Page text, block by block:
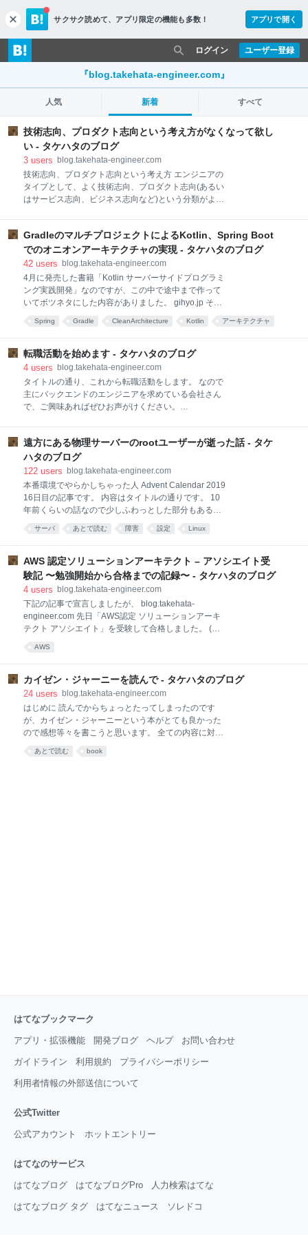
c
l
o
s
サクサク読めて、 アプリ限定の機能も多数！ アプリで開く
ユーザー登録
ログイン
『blog.takehata-engineer.com』
人気 新着 すべて
技術志向、プロダクト志向という考え方がなくなって欲し
い - タケハタのブログ
3 users blog.takehata-engineer.com
技術志向、プロダクト志向という考え方 エンジニアの
タイプとして、よく技術志向、プロダクト志向(あるい
はサービス志向、ビジネス志向など)という分類がよく
興味が強い人が技術志向 技術というより、プロダクト
を作ることに興味があって手段として技術を使ってる
人がプロダクト志向 といったところでしょうか(他に
も要素は色々ありますが)。 片方だけがあっても本来
は不十分 ただ、個人的にはこのように技術、プロダク
トのどちら寄りかという考え方はレベルが低いかなと
るのは以下のようなことです。 技術志向の問題: 技術
言うと、「技術を使って何かを作るのが好きなだけ
で、作るプロダクトそのものはどうでもいい」という
考え方
GradleのマルチプロジェクトによるKotlin、Spring Boot
でのオニオンアーキテクチャの実現 - タケハタのブログ
42 users blog.takehata-engineer.com
4月に発売した書籍「Kotlin サーバーサイドプログラミ
ング実践開発」なのですが、この中で途中まで作って
いてボツネタにした内容がありました。 gihyo.jp それ
クチャを実現する」というものです。 第2部で作成し
ともとこれを使って作成していましたが、途中でやめ
て現在の形になりました。 github.com ボツネタにした
理由としては、一回実践で導入してみていくつか微妙
な点があったことと、紙面上の説明が複雑になるので
ベーシックな内容としては外していいかなと思ったた
す。 サンプルとしてこのbook-managerの内容をマル
チプロジェクト化したアプリケーションを使い、オニ
オンアーキテ
Spring Gradle CleanArchitecture Kotlin アーキテクチャ
転職活動を始めます - タケハタのブログ
4 users blog.takehata-engineer.com
タイトルの通り、これから転職活動をします。 なので
主にバックエンドのエンジニアを求めている会社さん
で、ご興味あればぜひお声がけください。
歴)を公開したのでこちらをご参考にしてください。
github.com この記事ではレジュメの内容以外に、今回
の転職で求めていることを書いておきます。 今回の転
職で求めていること ①技術的裁量の大きさ レジュメに
書いているモチベーションと順番が逆になりますが、
今回はここを強く求めています。 具体的には 作るプロ
の根幹から開発ができる といったことで、技術選定か
ら作るというのをやりたいと思っています。 入るタイ
ミングでやれなかったとしても、
遠方にある物理サーバーのrootユーザーが逝った話 - タケ
ハタのブログ
122 users blog.takehata-engineer.com
本番環境でやらかしちゃった人 Advent Calendar 2019
16日目の記事です。 内容はタイトルの通りです。 10
年前くらいの話なので少しふわっとした部分もあるか
もしれませんが、ご了承ください。 その当時やってい
た業務内容 システムのサーバー移行作業 東京のとある
いました。 そのシステムは大阪にあるデータセンター
の物理サーバーで動いていて、今使っているサーバー
の使用期限が切れるため、新しいサーバーへ移行する
り取りしながら仕事をしていました。 ちなみに当時の
僕はエンジニアになって2年目くらいの時期でした
が、大手SIerでのシステム移行のを1作業員として経験
(手順書通りにコマンドを実行したりする)したくらい
サーバ あとで読む 障害 設定 Linux
AWS 認定ソリューションアーキテクト – アソシエイト受
験記 〜勉強開始から合格までの記録〜 - タケハタのブログ
4 users blog.takehata-engineer.com
下記の記事で宣言しましたが、 blog.takehata-
engineer.com 先日「AWS認定 ソリューションアーキ
テクト アソシエイト」を受験して合格しました。 (下
こと、受験して良かったことなどを書きます。 今後同
じ試験を受ける方への、参考になればと思います。
AWS 認定ソリューションアーキテクト – アソシエイ
トとは？ 公式ページを見てもらうと良いと思います
が、 aws.amazon.com AWS 認定ソリューションアー
キテクト担当者向けです。この試験に合格すると、
AWS
カイゼン・ジャーニーを読んで - タケハタのブログ
24 users blog.takehata-engineer.com
はじめに 読んでからちょっとたってしまったのです
が、カイゼン・ジャーニーという本がとても良かった
ので感想等々を書こうと思います。 全ての内容に対し
てじっくり書いてると長くなってしまうので、特に学
びのあった内容と、この本の構成の良かったところを
あとで読む book
はてなブックマーク
アプリ・拡張機能 開発ブログ ヘルプ お問い合わせ
ガイドライン 利用規約 プライバシーポリシー
利用者情報の外部送信について
公式Twitter
公式アカウント ホットエントリー
はてなのサービス
はてなブログ はてなブログPro 人力検索はてな
はてなブログ タグ はてなニュース ソレドコ